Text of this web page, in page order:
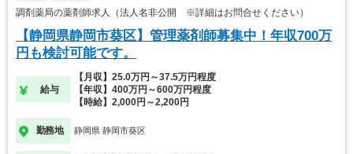
調剤薬局の薬剤師求人（法人名非公開 ※詳細はお問合せください）
【静岡県静岡市葵区】管理薬剤師募集中！年収700万
円も検討可能です。
給与
【月収】25.0万円～37.5万円程度
【年収】400万円～600万円程度
【時給】2,000円～2,200円
勤務地 静岡県 静岡市葵区